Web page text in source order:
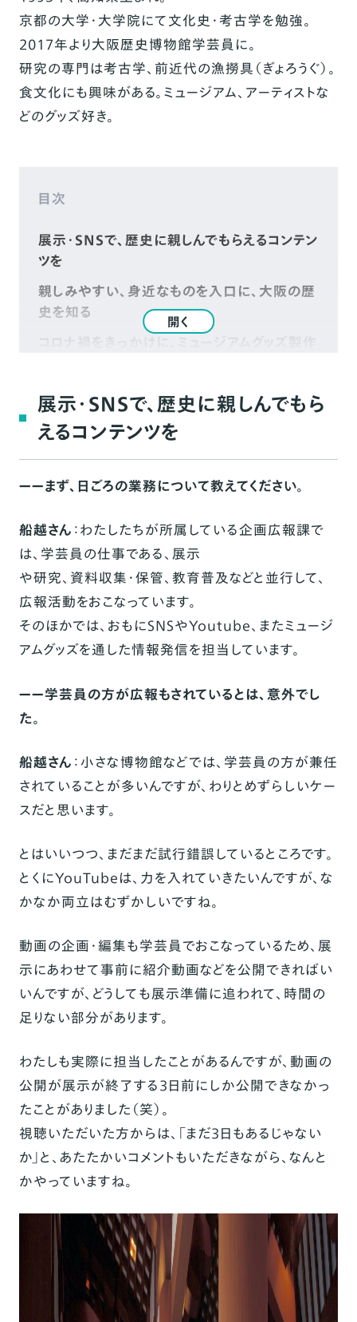
京都の大学・大学院にて文化史・考古学を勉強。
2017年より大阪歴史博物館学芸員に。
研究の専門は考古学、前近代の漁撈具（ぎょろうぐ）。
食文化にも興味がある。ミュージアム、アーティストな
どのグッズ好き。
目次
展示・SNSで、歴史に親しんでもらえるコンテン
ツを
親しみやすい、身近なものを入口に、大阪の歴
史を知る
グッズから、＜大阪歴史博物館＞の魅力を再発
見
インタビューを終えて
ショップ情報
開く
展示・SNSで、歴史に親しんでもら
えるコンテンツを
ーーまず、日ごろの業務について教えてください。
船越さん ：わたしたちが所属している企画広報課で
は、学芸員の仕事である、展示
や研究、資料収集・保管、教育普及などと並行して、
広報活動をおこなっています。
そのほかでは、おもにSNSやYoutube、またミュージ
アムグッズを通した情報発信を担当しています。
ーー学芸員の方が広報もされているとは、意外でし
た。
船越さん ：小さな博物館などでは、学芸員の方が兼任
されていることが多いんですが、わりとめずらしいケー
スだと思います。
とはいいつつ、まだまだ試行錯誤しているところです。
とくにYouTubeは、力を入れていきたいんですが、な
かなか両立はむずかしいですね。
動画の企画・編集も学芸員でおこなっているため、展
示にあわせて事前に紹介動画などを公開できればい
いんですが、どうしても展示準備に追われて、時間の
足りない部分があります。
わたしも実際に担当したことがあるんですが、動画の
公開が展示が終了する3日前にしか公開できなかっ
たことがありました（笑）。
視聴いただいた方からは、「まだ3日もあるじゃない
か」と、あたたかいコメントもいただきながら、なんと
かやっていますね。